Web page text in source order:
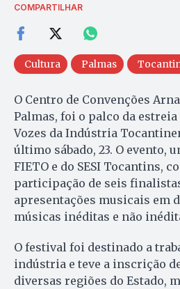
COMPARTILHAR
Cultura Palmas
O Centro de Convenções
Palmas, foi o palco da estreia
Vozes da Indústria
último sábado, 23. O evento,
FIETO e do SESI Tocantins,
participação de seis
apresentações musicais em
músicas inéditas e não
O festival foi destinado a
indústria e teve a inscrição
diversas regiões do Estado,